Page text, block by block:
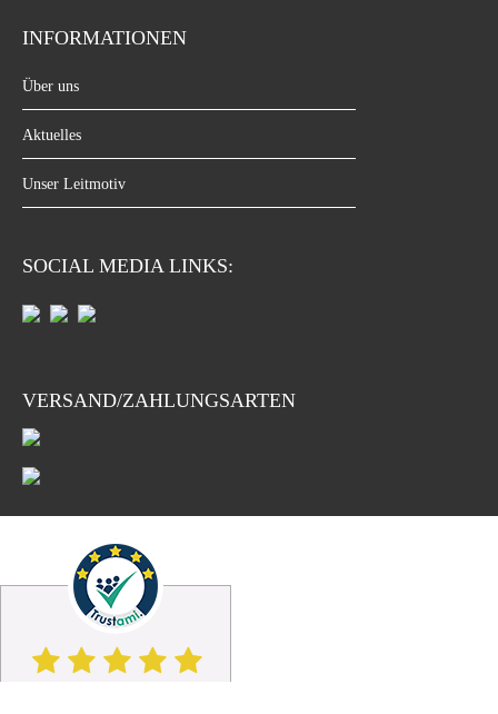
INFORMATIONEN
Über uns
Aktuelles
Unser Leitmotiv
SOCIAL MEDIA LINKS:
VERSAND/ZAHLUNGSARTEN